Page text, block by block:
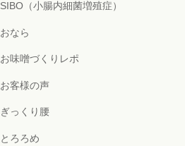
SIBO（小腸内細菌増殖症）
おなら
お味噌づくりレポ
お客様の声
ぎっくり腰
とろろめ